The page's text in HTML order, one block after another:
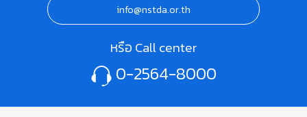
info@nstda.or.th
หรือ Call center
0-2564-8000